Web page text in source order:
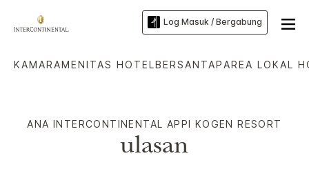
Log Masuk / Bergabung
KAMARAMENITAS HOTELBERSANTAPAREA LOKAL
ANA INTERCONTINENTAL APPI KOGEN RESORT
ulasan